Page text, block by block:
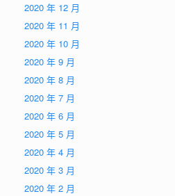
2020 年 12 月
2020 年 11 月
2020 年 10 月
2020 年 9 月
2020 年 8 月
2020 年 7 月
2020 年 6 月
2020 年 5 月
2020 年 4 月
2020 年 3 月
2020 年 2 月